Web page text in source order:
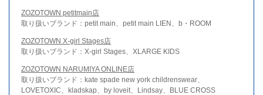
ZOZOTOWN petitmain店
取り扱いブランド：petit main、petit main LIEN、b・ROOM
ZOZOTOWN X-girl Stages店
取り扱いブランド：X-girl Stages、XLARGE KIDS
ZOZOTOWN NARUMIYA ONLINE店
取り扱いブランド：kate spade new york childrenswear、
LOVETOXIC、kladskap、by loveit、Lindsay、BLUE CROSS